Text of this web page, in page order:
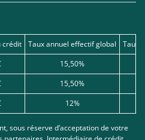
crédit Taux annuel effectif global
Taux
15,50%
15,50%
12%
sous réserve d’acceptation de votre